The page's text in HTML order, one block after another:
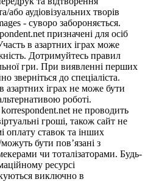
або аудіовізуальних творів
- суворо забороняється.
призначені для осіб
в азартних іграх може
Дотримуйтесь правил
гри. При виявленні перших
зверніться до спеціаліста.
азартних іграх не може бути
роботі.
не проводить
гроші, також сайт не
оплату ставок та інших
бути пов’язані з
чи тоталізаторами. Будь-
ресурсі
виключно в